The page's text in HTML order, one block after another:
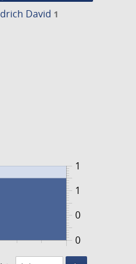
David 1
0
1
0
1
1750